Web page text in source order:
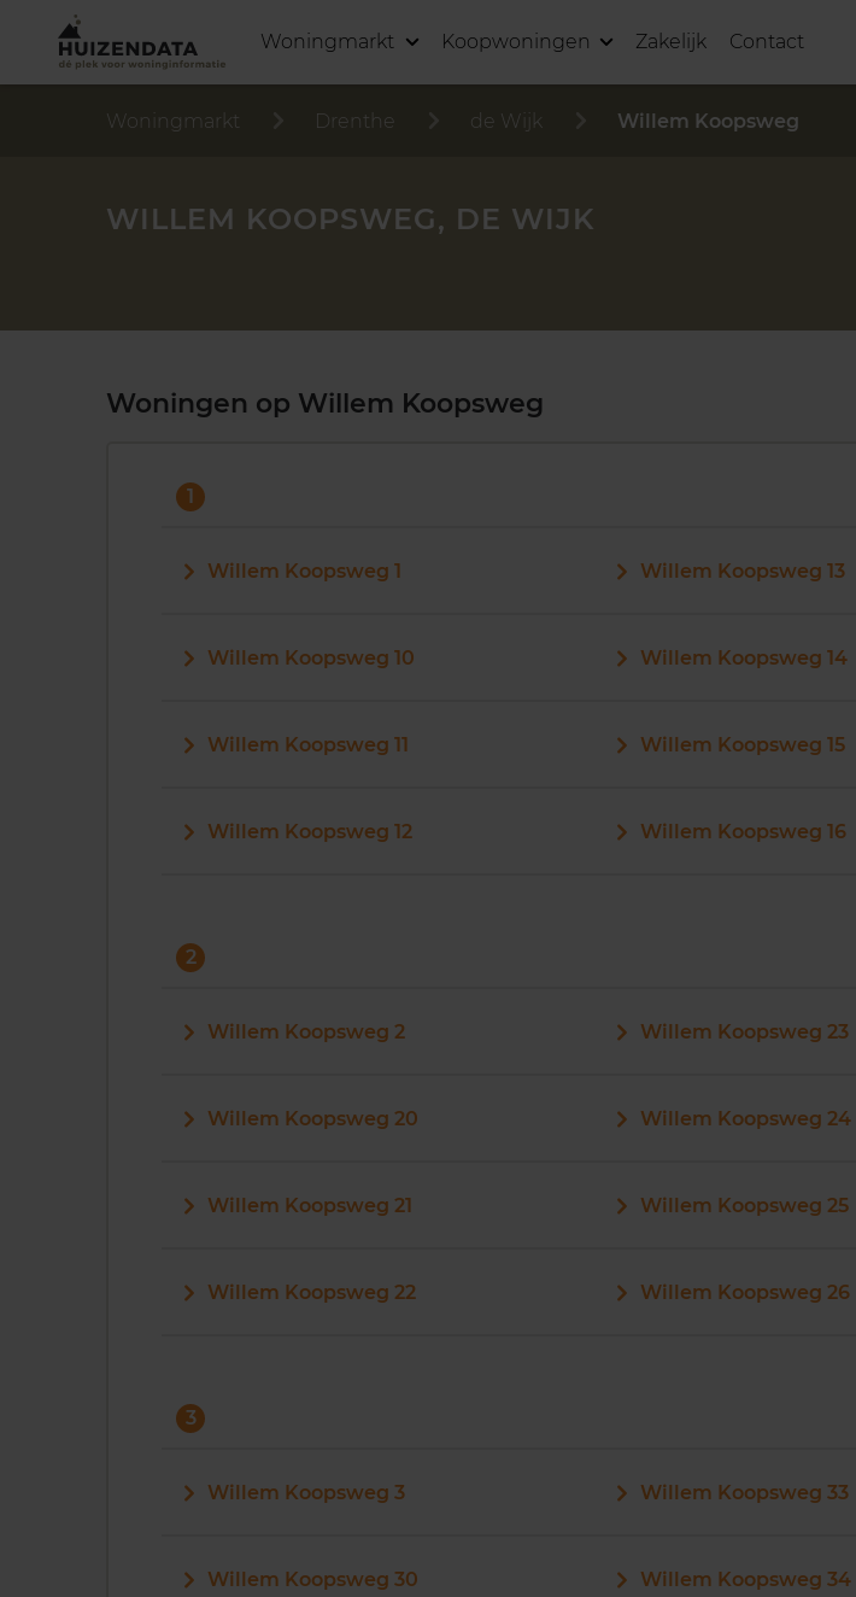
Woningmarkt Koopwoningen Zakelijk Contact
Woningmarkt Drenthe de Wijk Willem Koopsweg
WILLEM KOOPSWEG, DE WIJK
Woningen op Willem Koopsweg
1
Willem Koopsweg 1
Willem Koopsweg 10
Willem Koopsweg 11
Willem Koopsweg 12
Willem Koopsweg 13
Willem Koopsweg 14
Willem Koopsweg 15
Willem Koopsweg 16
2
Willem Koopsweg 2
Willem Koopsweg 20
Willem Koopsweg 21
Willem Koopsweg 22
Willem Koopsweg 23
Willem Koopsweg 24
Willem Koopsweg 25
Willem Koopsweg 26
3
Willem Koopsweg 3
Willem Koopsweg 30
Willem Koopsweg 33
Willem Koopsweg 34